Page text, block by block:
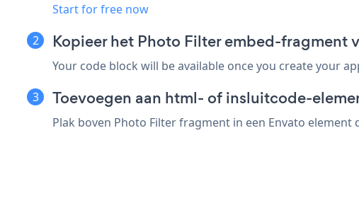
Start for free now
Kopieer het Photo Filter embed-fragment
Your code block will be available once you create your
Toevoegen aan html- of insluitcode-
Plak boven Photo Filter fragment in een Envato